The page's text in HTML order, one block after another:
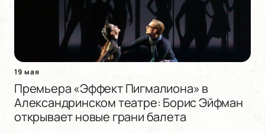
19 мая
Премьера «Эффект Пигмалиона» в
Александринском театре: Борис Эйфман
открывает новые грани балета